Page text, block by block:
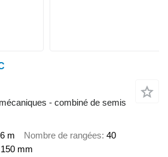
- combiné de semis
6 m Nombre de rangées 40
150 mm